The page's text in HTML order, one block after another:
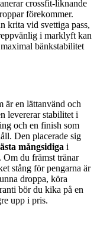
crossfit-liknande
förekommer.
krita vid svettiga pass,
i marklyft kan
bänkstabilitet
är en lättanvänd och
levererar stabilitet i
och en finish som
Den placerade sig
mångsidiga i
Om du främst tränar
stång för pengarna är
droppa, köra
bör du kika på en
upp i pris.